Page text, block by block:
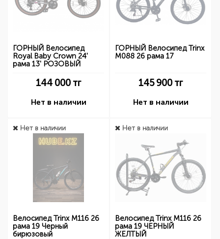
ГОРНЫЙ Велосипед
Royal Baby Crown 24'
рама 13' РОЗОВЫЙ
144 000 тг
Нет в наличии
ГОРНЫЙ Велосипед Trinx
M088 26 рама 17
145 900 тг
Нет в наличии
Нет в наличии
Велосипед Trinx M116 26
рама 19 Черный
бирюзовый
Нет в наличии
Велосипед Trinx M116 26
рама 19 ЧЕРНЫЙ
ЖЕЛТЫЙ